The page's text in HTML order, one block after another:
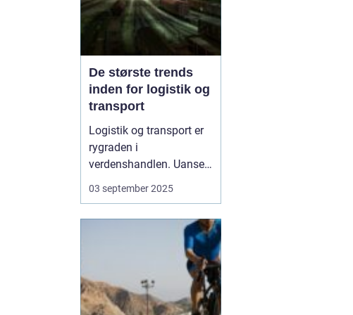
De største trends
inden for logistik og
transport
Logistik og transport er
rygraden i
verdenshandlen. Uanset
om vi taler dagligvarer til
supermarkedet,
transporten fungerer
effektivt. I de senere &a...
03 september 2025